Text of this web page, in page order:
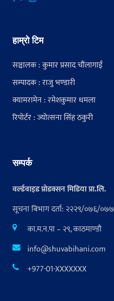
हाम्रो टिम
सञ्चालक : कुमार प्रसाद चौंलागाईं
सम्पादक : राजु भण्डारी
क्यामरामेन : रमेशकुमार धमला
रिपोर्टर : ज्योत्सना सिंह ठकुरी
सम्पर्क
वर्ल्डवाइड प्रोडक्सन मिडिया प्रा.लि.
सूचना बिभाग दर्ता: २२२९/०७६/०७७
का.म.न.पा – २९, काठमाण्डौ
info@shuvabihani.com
+977-01-XXXXXXX